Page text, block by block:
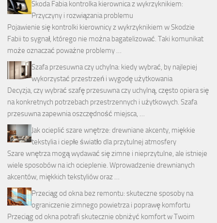
Skoda Fabia kontrolka kierownica z wykrzyknikiem:
Przyczyny i rozwiązania problemu
Pojawienie się kontrolki kierownicy z wykrzyknikiem w Skodzie
Fabii to sygnał, którego nie można bagatelizować. Taki komunikat
może oznaczać poważne problemy …
Szafa przesuwna czy uchylna: kiedy wybrać, by najlepiej
wykorzystać przestrzeń i wygodę użytkowania
Decyzja, czy wybrać szafę przesuwna czy uchylną, często opiera się
na konkretnych potrzebach przestrzennych i użytkowych. Szafa
przesuwna zapewnia oszczędność miejsca, …
Jak ocieplić szare wnętrze: drewniane akcenty, miękkie
tekstylia i ciepłe światło dla przytulnej atmosfery
Szare wnętrza mogą wydawać się zimne i nieprzytulne, ale istnieje
wiele sposobów na ich ocieplenie. Wprowadzenie drewnianych
akcentów, miękkich tekstyliów oraz …
Przeciąg od okna bez remontu: skuteczne sposoby na
ograniczenie zimnego powietrza i poprawę komfortu
Przeciąg od okna potrafi skutecznie obniżyć komfort w Twoim